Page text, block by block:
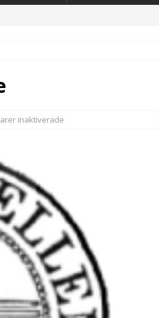
inaktiverade